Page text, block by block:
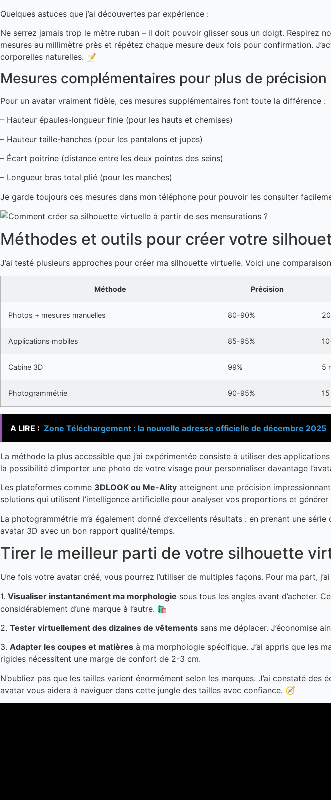
Quelques astuces que j’ai découvertes par expérience :
Ne serrez jamais trop le mètre ruban – il doit pouvoir glisser sous un doigt. Respirez
mesures au millimètre près et répétez chaque mesure deux fois pour confirmation.
corporelles naturelles. 📝
Mesures complémentaires pour plus de précision
Pour un avatar vraiment fidèle, ces mesures supplémentaires font toute la différence :
– Hauteur épaules-longueur finie (pour les hauts et chemises)
– Hauteur taille-hanches (pour les pantalons et jupes)
– Écart poitrine (distance entre les deux pointes des seins)
– Longueur bras total plié (pour les manches)
Je garde toujours ces mesures dans mon téléphone pour pouvoir les consulter
Méthodes et outils pour créer votre
J’ai testé plusieurs approches pour créer ma silhouette virtuelle. Voici une
Méthode Précision
Photos + mesures manuelles 80-90%
Applications mobiles 85-95%
Cabine 3D 99% 5
Photogrammétrie 90-95%
A LIRE : Zone Téléchargement : la nouvelle adresse officielle de décembre 2025
La méthode la plus accessible que j’ai expérimentée consiste à utiliser des
la possibilité d’importer une photo de votre visage pour personnaliser davantage
Les plateformes comme 3DLOOK ou Me-Ality atteignent une précision
solutions qui utilisent l’intelligence artificielle pour analyser vos proportions et
La photogrammétrie m’a également donné d’excellents résultats : en prenant une
avatar 3D avec un bon rapport qualité/temps.
Tirer le meilleur parti de votre silhouette
Une fois votre avatar créé, vous pourrez l’utiliser de multiples façons. Pour ma part,
1. Visualiser instantanément ma morphologie sous tous les angles avant d’acheter.
considérablement d’une marque à l’autre. 🛍️
2. Tester virtuellement des dizaines de vêtements sans me déplacer. J’économise
3. Adapter les coupes et matières à ma morphologie spécifique. J’ai appris que les
rigides nécessitent une marge de confort de 2-3 cm.
N’oubliez pas que les tailles varient énormément selon les marques. J’ai constaté
avatar vous aidera à naviguer dans cette jungle des tailles avec confiance. 🧭